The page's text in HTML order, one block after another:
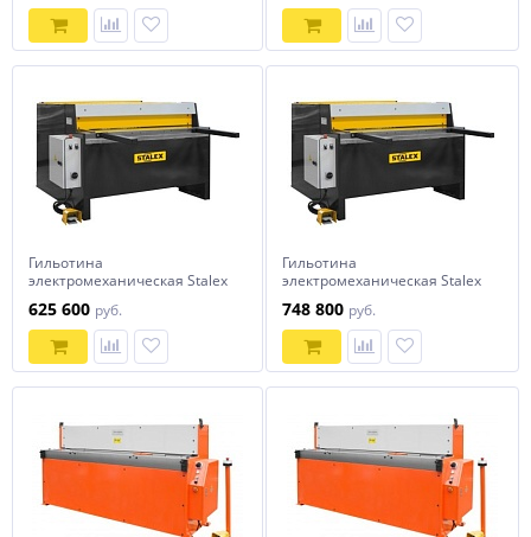
Гильотина
электромеханическая Stalex
625 600 руб.
Гильотина
электромеханическая Stalex
748 800 руб.